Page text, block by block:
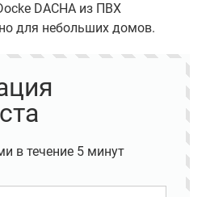
DACHA из ПВХ
для небольших домов.
в течение 5 минут